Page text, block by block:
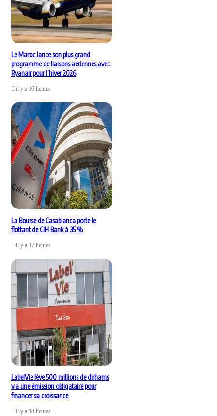
Le Maroc lance son plus grand
programme de liaisons aériennes avec
Ryanair pour l’hiver 2026
il y a 16 heures
La Bourse de Casablanca porte le
flottant de CIH Bank à 35 %
il y a 17 heures
LabelVie lève 500 millions de dirhams
via une émission obligataire pour
financer sa croissance
il y a 18 heures